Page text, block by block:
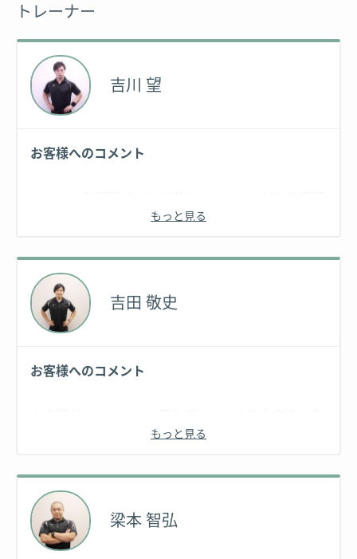
トレーナー
吉川 望
お客様へのコメント
と考えているのであれば、非常にもったいないこと
断し、いつか一人でトレーニングすることが可能に
なるように、見つめ直せる場所だと考えます。
まずは自分を知り、体を変える術を探していきまし
ょう！
もっと見る
吉田 敬史
お客様へのコメント
になることが私の役目であり、日々ご指導させてい
実績
NSCA-CPT(全米パーソナルトレーニング協会認定ト
レーナー)
もっと見る
梁本 智弘